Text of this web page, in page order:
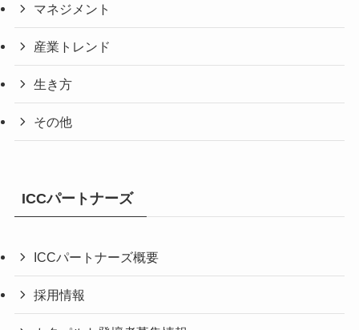
マネジメント
産業トレンド
生き方
その他
ICCパートナーズ
ICCパートナーズ概要
採用情報